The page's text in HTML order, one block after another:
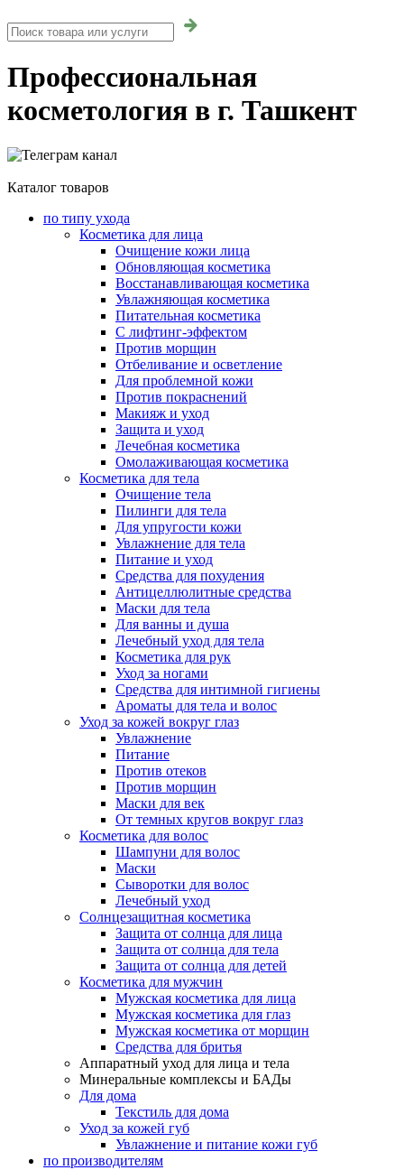
Профессиональная
косметология в г. Ташкент
Каталог товаров
по типу ухода
Косметика для лица
Очищение кожи лица
Обновляющая косметика
Восстанавливающая косметика
Увлажняющая косметика
Питательная косметика
С лифтинг-эффектом
Против морщин
Отбеливание и осветление
Для проблемной кожи
Против покраснений
Макияж и уход
Защита и уход
Лечебная косметика
Омолаживающая косметика
Косметика для тела
Очищение тела
Пилинги для тела
Для упругости кожи
Увлажнение для тела
Питание и уход
Средства для похудения
Антицеллюлитные средства
Маски для тела
Для ванны и душа
Лечебный уход для тела
Косметика для рук
Уход за ногами
Средства для интимной гигиены
Ароматы для тела и волос
Уход за кожей вокруг глаз
Увлажнение
Питание
Против отеков
Против морщин
Маски для век
От темных кругов вокруг глаз
Косметика для волос
Шампуни для волос
Маски
Сыворотки для волос
Лечебный уход
Солнцезащитная косметика
Защита от солнца для лица
Защита от солнца для тела
Защита от солнца для детей
Косметика для мужчин
Мужская косметика для лица
Мужская косметика для глаз
Мужская косметика от морщин
Средства для бритья
Аппаратный уход для лица и тела
Минеральные комплексы и БАДы
Для дома
Текстиль для дома
Уход за кожей губ
Увлажнение и питание кожи губ
по производителям